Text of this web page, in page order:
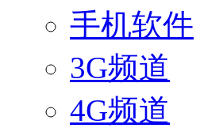
手机软件
3G频道
4G频道